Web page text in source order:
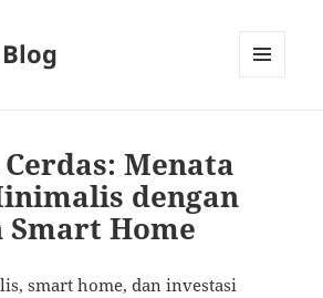
Menata
dengan
Smart Home
smart home, dan investasi